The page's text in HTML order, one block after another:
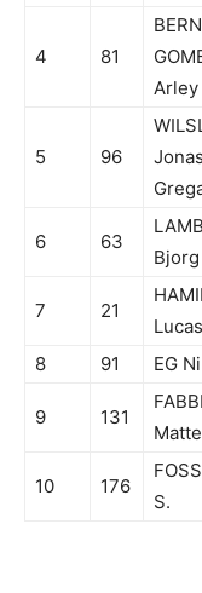
4 81
Arley
5 96
Jonas
6 63
Bjorg
7 21
Lucas
8 91 EG
9 131
10 176
S.